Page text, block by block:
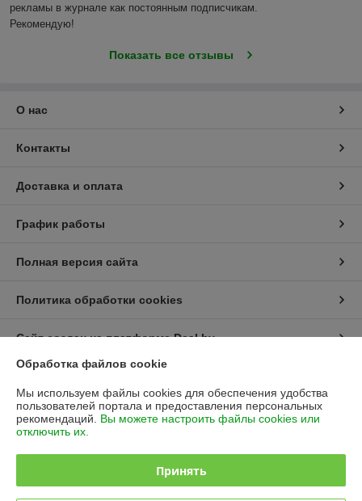
рекламы в журнале как постоянным подписчикам.
Рекомендую!
Показать все отзывы
О нас
Контакты
Доставка и оплата
График работы
Полная версия сайта
Политика обработки cookies
Сайт создан на платформе Deal.by
Информация для покупателя
Юридическое лицо: Полипарк ОДО (редакция)
___________________________
Обработка файлов cookie
Мы используем файлы cookies для обеспечения удобства
пользователей портала и предоставления персональных
рекомендаций. Вы можете настроить файлы cookies или
отключить их.
Принять